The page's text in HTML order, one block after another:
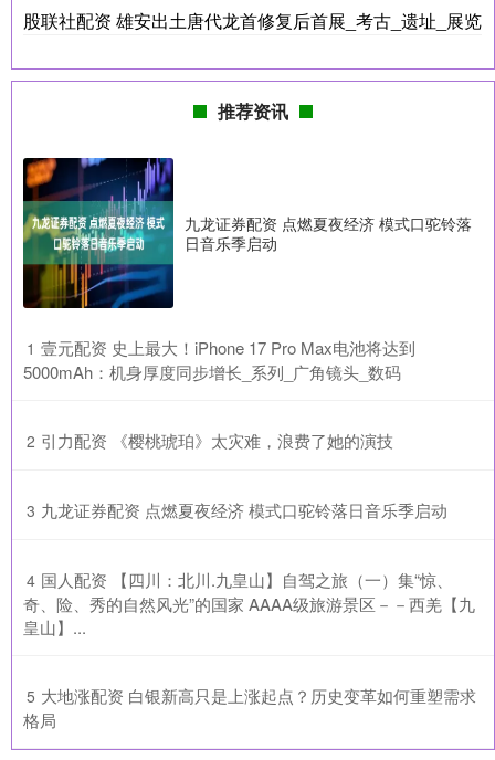
股联社配资 雄安出土唐代龙首修复后首展_考古_遗址_展览
推荐资讯
九龙证券配资 点燃夏夜经济 模式口驼铃落
日音乐季启动
1 ​壹元配资 史上最大！iPhone 17 Pro Max电池将达到
5000mAh：机身厚度同步增长_系列_广角镜头_数码
2 ​引力配资 《樱桃琥珀》太灾难，浪费了她的演技
3 ​九龙证券配资 点燃夏夜经济 模式口驼铃落日音乐季启动
4 ​国人配资 【四川：北川.九皇山】自驾之旅（一）集“惊、
奇、险、秀的自然风光”的国家 AAAA级旅游景区－－西羌【九
皇山】...
5 ​大地涨配资 白银新高只是上涨起点？历史变革如何重塑需求
格局